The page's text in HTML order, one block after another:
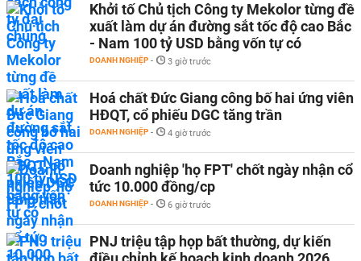
Khởi tố Chủ tịch Công ty Mekolor từng đề
xuất làm dự án đường sắt tốc độ cao Bắc
- Nam 100 tỷ USD bằng vốn tự có
DOANH NGHIỆP - 3 giờ trước
Hoá chất Đức Giang công bố hai ứng viên
HĐQT, cổ phiếu DGC tăng trần
DOANH NGHIỆP - 4 giờ trước
Doanh nghiệp 'họ FPT' chốt ngày nhận cổ
tức 10.000 đồng/cp
DOANH NGHIỆP - 6 giờ trước
PNJ triệu tập họp bất thường, dự kiến